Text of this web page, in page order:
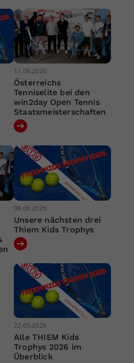
11.06.2026
Österreichs
Tenniselite bei den
win2day Open Tennis
Staatsmeisterschaften
08.06.2026
Unsere nächsten drei
Thiem Kids Trophys
22.05.2026
Alle THIEM Kids
Trophys 2026 im
Überblick